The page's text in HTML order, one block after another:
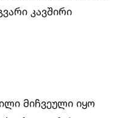
კავშირი
მიჩვეული იყო